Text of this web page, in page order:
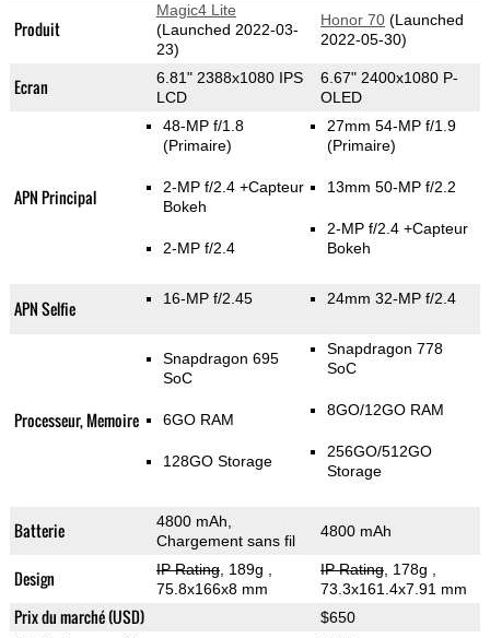
Produit
Magic4 Lite
(Launched 2022-03-
23)
Honor 70(Launched
2022-05-30)
Ecran
6.81" 2388x1080 IPS
LCD
6.67" 2400x1080 P-
OLED
APN Principal
48-MP f/1.8
(Primaire)
2-MP f/2.4 +Capteur
Bokeh
2-MP f/2.4
27mm 54-MP f/1.9
(Primaire)
13mm 50-MP f/2.2
2-MP f/2.4 +Capteur
Bokeh
APN Selfie 16-MP f/2.45 24mm 32-MP f/2.4
Processeur, Memoire
Snapdragon 695
SoC
6GO RAM
128GO Storage
Snapdragon 778
SoC
8GO/12GO RAM
256GO/512GO
Storage
Batterie
4800 mAh,
Chargement sans fil
4800 mAh
Design IP Rating, 189g
75.8x166x8 mm
IP Rating, 178g
73.3x161.4x7.91 mm
Prix du marché (USD) $650